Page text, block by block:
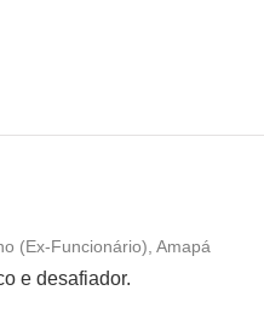
com a vida familiar
(Ex-Funcionário), Amapá
e desafiador.